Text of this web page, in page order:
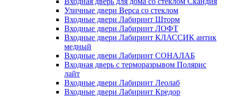
Уличные двери Верса со стеклом
Входные двери Лабиринт Шторм
Входные двери Лабиринт ЛОФТ
Входные двери Лабиринт КЛАССИК антик
медный
Входные двери Лабиринт СОНАЛАБ
Входная дверь с терморазрывом Полярис
лайт
Входные двери Лабиринт Леолаб
Входные двери Лабиринт Кредор